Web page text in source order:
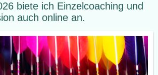
biete ich Einzelcoaching und
auch online an.